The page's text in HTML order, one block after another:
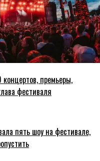
премьеры,
фестиваля
пять шоу на фестивале,